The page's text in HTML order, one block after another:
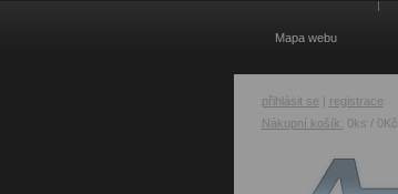
Mapa webu
Nákupní košík: 0ks / 0Kč
přihlásit se | registrace